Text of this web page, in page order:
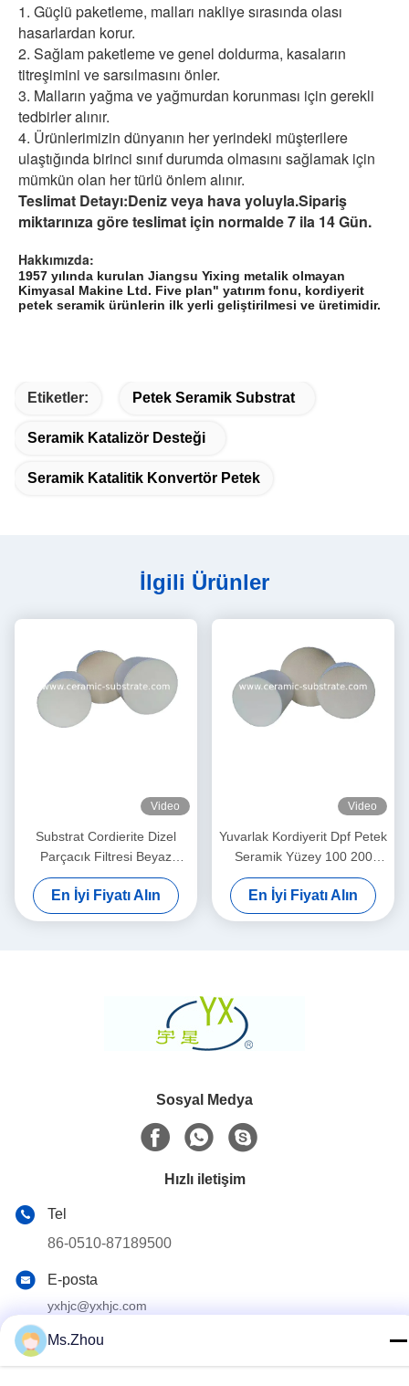
1. Güçlü paketleme, malları nakliye sırasında olası
hasarlardan korur.
2. Sağlam paketleme ve genel doldurma, kasaların
titreşimini ve sarsılmasını önler.
3. Malların yağma ve yağmurdan korunması için gerekli
tedbirler alınır.
4. Ürünlerimizin dünyanın her yerindeki müşterilere
ulaştığında birinci sınıf durumda olmasını sağlamak için
mümkün olan her türlü önlem alınır.
Teslimat Detayı:Deniz veya hava yoluyla.Sipariş
miktarınıza göre teslimat için normalde 7 ila 14 Gün.
Hakkımızda:
1957 yılında kurulan Jiangsu Yixing metalik olmayan
Kimyasal Makine Ltd. Five plan" yatırım fonu, kordiyerit
petek seramik ürünlerin ilk yerli geliştirilmesi ve üretimidir.
Etiketler: Petek Seramik Substrat
Seramik Katalizör Desteği
Seramik Katalitik Konvertör Petek
İlgili Ürünler
Video
Substrat Cordierite Dizel
Parçacık Filtresi Beyaz
Yüksek Gözeneklilik
En İyi Fiyatı Alın
Video
Yuvarlak Kordiyerit Dpf Petek
Seramik Yüzey 100 200
CPSI Hücre Yoğunluğu
En İyi Fiyatı Alın
Sosyal Medya
Hızlı iletişim
Tel
86-0510-87189500
E-posta
yxhjc@yxhjc.com
Adres
Dingshu kentindeki Yixing şehir, Jiangsu Province
Ms.Zhou